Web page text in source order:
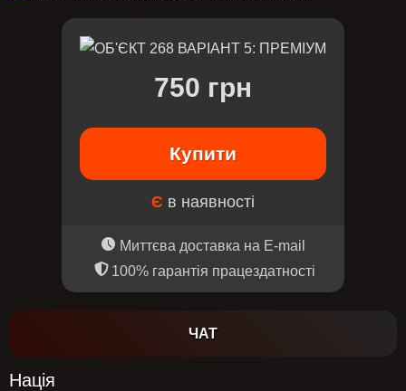
750 грн
Купити
Є в наявності
Миттєва доставка на E-mail
100% гарантія працездатності
ЧАТ
Нація